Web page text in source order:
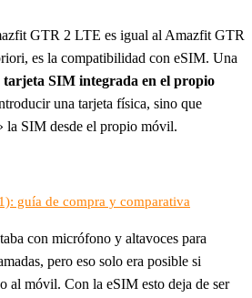
GTR 2 LTE es igual al Amazfit GTR
es la compatibilidad con eSIM. Una
tarjeta SIM integrada en el propio
una tarjeta física, sino que
la SIM desde el propio móvil.
guía de compra y comparativa
con micrófono y altavoces para
pero eso solo era posible si
al móvil. Con la eSIM esto deja de ser